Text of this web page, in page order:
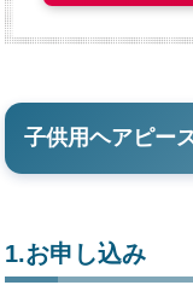
子供用ヘアピー
1.お申し込み